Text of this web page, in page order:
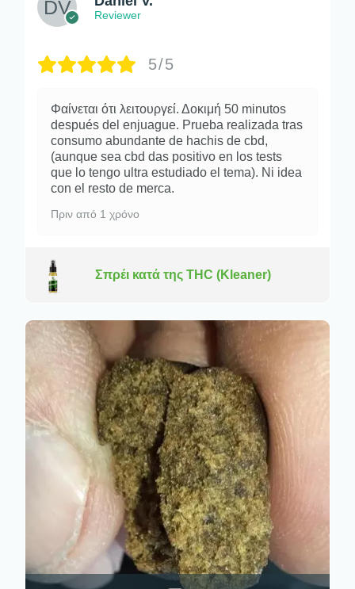
Reviewer
5/5
Φαίνεται ότι λειτουργεί. Δοκιμή 50 minutos
después del enjuague. Prueba realizada tras
consumo abundante de hachis de cbd,
(aunque sea cbd das positivo en los tests
que lo tengo ultra estudiado el tema). Ni idea
con el resto de merca.
Πριν από 1 χρόνο
Σπρέι κατά της THC (Kleaner)